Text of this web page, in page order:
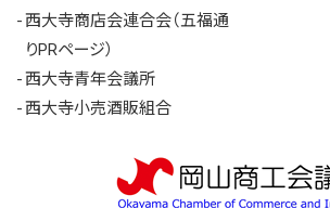
西大寺商店会連合会（五福通
りPRページ）
西大寺青年会議所
西大寺小売酒販組合